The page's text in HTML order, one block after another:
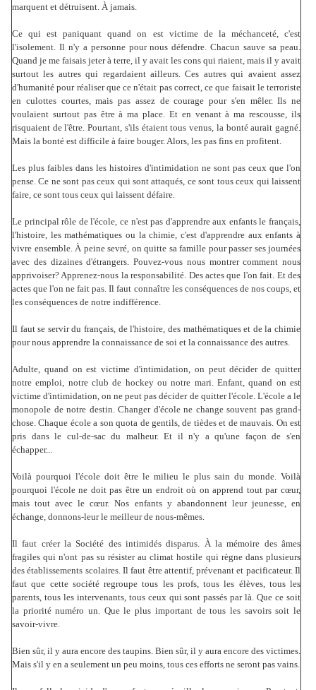
marquent et détruisent. À jamais.
Ce qui est paniquant quand on est victime de la méchanceté, c'est
l'isolement. Il n'y a personne pour nous défendre. Chacun sauve sa peau.
Quand je me faisais jeter à terre, il y avait les cons qui riaient, mais il y avait
surtout les autres qui regardaient ailleurs. Ces autres qui avaient assez
d'humanité pour réaliser que ce n'était pas correct, ce que faisait le terroriste
en culottes courtes, mais pas assez de courage pour s'en mêler. Ils ne
voulaient surtout pas être à ma place. Et en venant à ma rescousse, ils
risquaient de l'être. Pourtant, s'ils étaient tous venus, la bonté aurait gagné.
Mais la bonté est difficile à faire bouger. Alors, les pas fins en profitent.
Les plus faibles dans les histoires d'intimidation ne sont pas ceux que l'on
pense. Ce ne sont pas ceux qui sont attaqués, ce sont tous ceux qui laissent
faire, ce sont tous ceux qui laissent défaire.
Le principal rôle de l'école, ce n'est pas d'apprendre aux enfants le français,
l'histoire, les mathématiques ou la chimie, c'est d'apprendre aux enfants à
vivre ensemble. À peine sevré, on quitte sa famille pour passer ses journées
avec des dizaines d'étrangers. Pouvez-vous nous montrer comment nous
apprivoiser? Apprenez-nous la responsabilité. Des actes que l'on fait. Et des
actes que l'on ne fait pas. Il faut connaître les conséquences de nos coups, et
les conséquences de notre indifférence.
Il faut se servir du français, de l'histoire, des mathématiques et de la chimie
pour nous apprendre la connaissance de soi et la connaissance des autres.
Adulte, quand on est victime d'intimidation, on peut décider de quitter
notre emploi, notre club de hockey ou notre mari. Enfant, quand on est
victime d'intimidation, on ne peut pas décider de quitter l'école. L'école a le
monopole de notre destin. Changer d'école ne change souvent pas grand-
chose. Chaque école a son quota de gentils, de tièdes et de mauvais. On est
pris dans le cul-de-sac du malheur. Et il n'y a qu'une façon de s'en
échapper...
Voilà pourquoi l'école doit être le milieu le plus sain du monde. Voilà
pourquoi l'école ne doit pas être un endroit où on apprend tout par cœur,
mais tout avec le cœur. Nos enfants y abandonnent leur jeunesse, en
échange, donnons-leur le meilleur de nous-mêmes.
Il faut créer la Société des intimidés disparus. À la mémoire des âmes
fragiles qui n'ont pas su résister au climat hostile qui règne dans plusieurs
des établissements scolaires. Il faut être attentif, prévenant et pacificateur. Il
faut que cette société regroupe tous les profs, tous les élèves, tous les
parents, tous les intervenants, tous ceux qui sont passés par là. Que ce soit
la priorité numéro un. Que le plus important de tous les savoirs soit le
savoir-vivre.
Bien sûr, il y aura encore des taupins. Bien sûr, il y aura encore des victimes.
Mais s'il y en a seulement un peu moins, tous ces efforts ne seront pas vains.